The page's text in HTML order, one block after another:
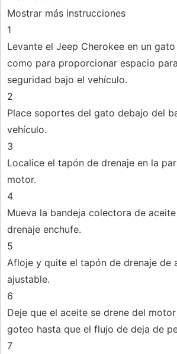
Mostrar más instrucciones
1
Levante el Jeep Cherokee en un
como para proporcionar espacio
seguridad bajo el vehículo.
2
Place soportes del gato debajo del
vehículo.
3
Localice el tapón de drenaje en la
motor.
4
Mueva la bandeja colectora de
drenaje enchufe.
5
Afloje y quite el tapón de drenaje de
ajustable.
6
Deje que el aceite se drene del
goteo hasta que el flujo de deja de
7